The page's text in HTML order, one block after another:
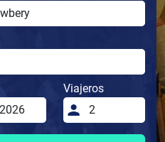
Viajeros